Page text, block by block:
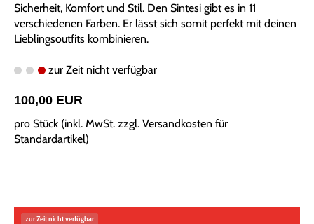
Sicherheit, Komfort und Stil. Den Sintesi gibt es in 11
verschiedenen Farben. Er lässt sich somit perfekt mit deinen
Lieblingsoutfits kombinieren.
zur Zeit nicht verfügbar
100,00 EUR
pro Stück (inkl. MwSt. zzgl. Versandkosten für
Standardartikel)
zur Zeit nicht verfügbar